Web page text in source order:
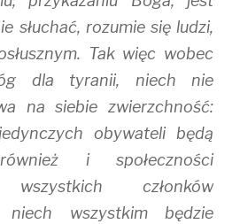
słuchać, rozumie się ludzi,
Tak więc wobec
dla tyranii, niech nie
na siebie zwierzchność:
obywateli będą
i społeczności
członków
niech wszystkim będzie